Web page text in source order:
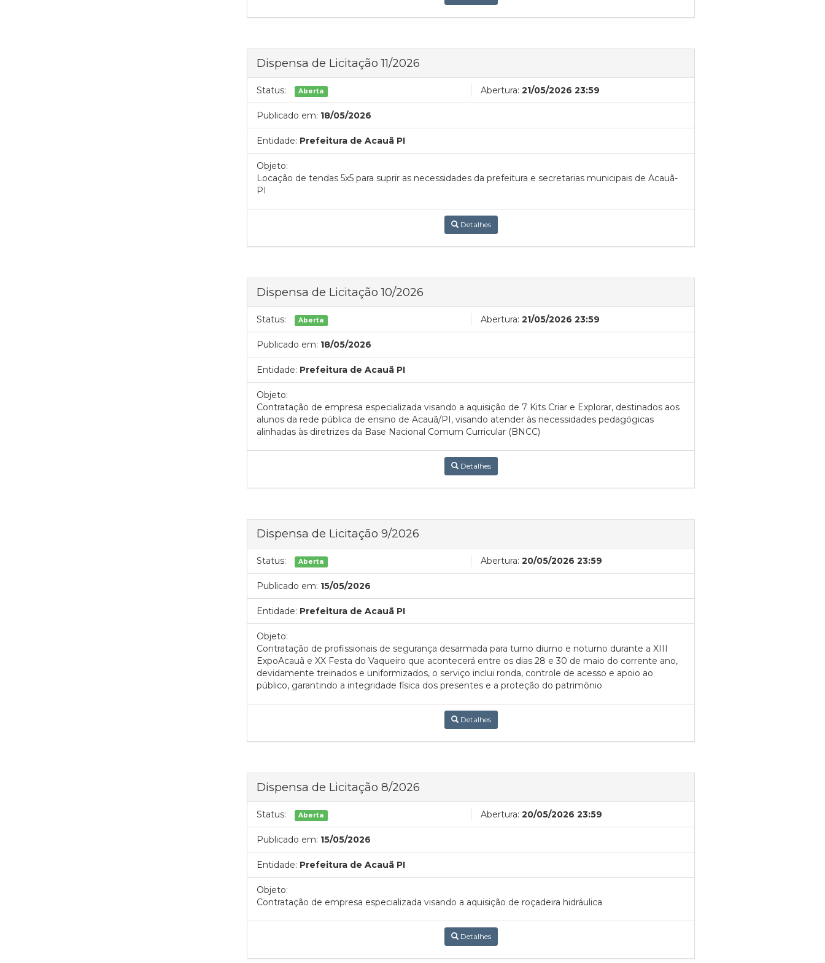
Dispensa de Licitação 11/2026
Status: Aberta Abertura: 21/05/2026 23:59
Publicado em: 18/05/2026
Entidade: Prefeitura de Acauã PI
Objeto:
Locação de tendas 5x5 para suprir as necessidades da prefeitura e secretarias municipais de Acauã-
PI
Detalhes
Dispensa de Licitação 10/2026
Status: Aberta Abertura: 21/05/2026 23:59
Publicado em: 18/05/2026
Entidade: Prefeitura de Acauã PI
Objeto:
Contratação de empresa especializada visando a aquisição de 7 Kits Criar e Explorar, destinados aos
alunos da rede pública de ensino de Acauã/PI, visando atender às necessidades pedagógicas
alinhadas às diretrizes da Base Nacional Comum Curricular (BNCC)
Detalhes
Dispensa de Licitação 9/2026
Status: Aberta Abertura: 20/05/2026 23:59
Publicado em: 15/05/2026
Entidade: Prefeitura de Acauã PI
Objeto:
Contratação de profissionais de segurança desarmada para turno diurno e noturno durante a XIII
ExpoAcauã e XX Festa do Vaqueiro que acontecerá entre os dias 28 e 30 de maio do corrente ano,
devidamente treinados e uniformizados, o serviço inclui ronda, controle de acesso e apoio ao
público, garantindo a integridade física dos presentes e a proteção do patrimônio
Detalhes
Dispensa de Licitação 8/2026
Status: Aberta Abertura: 20/05/2026 23:59
Publicado em: 15/05/2026
Entidade: Prefeitura de Acauã PI
Objeto:
Contratação de empresa especializada visando a aquisição de roçadeira hidráulica
Detalhes